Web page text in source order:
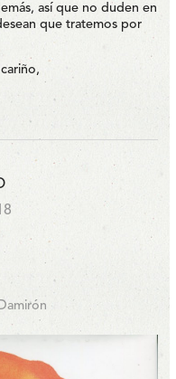
así que no duden en
que tratemos por